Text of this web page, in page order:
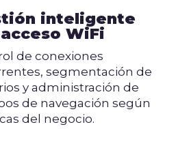
inteligente
WiFi
de conexiones
segmentación de
y administración de
de navegación según
del negocio.